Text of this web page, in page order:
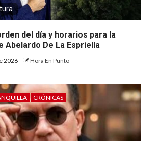
del día y horarios para la
Abelardo De La Espriella
2026 Hora En Punto
CRÓNICAS